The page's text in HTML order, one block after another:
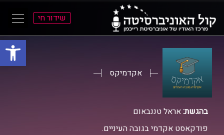
פתח
שידור חי
אקדמיקס
בהגשת:אראל טננבאום
פודקאסט אקדמי בגובה העיניים.